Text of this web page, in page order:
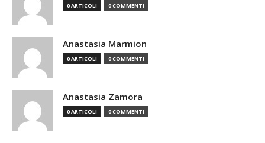
0 ARTICOLI 0 COMMENTI
Anastasia Marmion
0 ARTICOLI 0 COMMENTI
Anastasia Zamora
0 ARTICOLI 0 COMMENTI